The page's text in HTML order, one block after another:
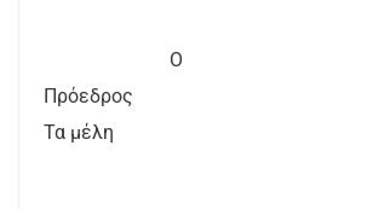
Ο
Πρόεδρος
Τα μέλη